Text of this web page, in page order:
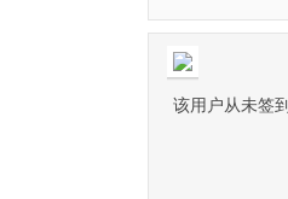
该用户从未签到